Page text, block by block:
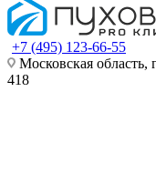
+7 (495) 123-66-55
Московская область,
418